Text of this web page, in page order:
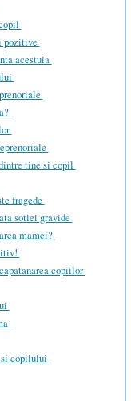
pozitive
acestuia
tine si copil
fragede
sotiei gravide
mamei?
copiilor
copilului